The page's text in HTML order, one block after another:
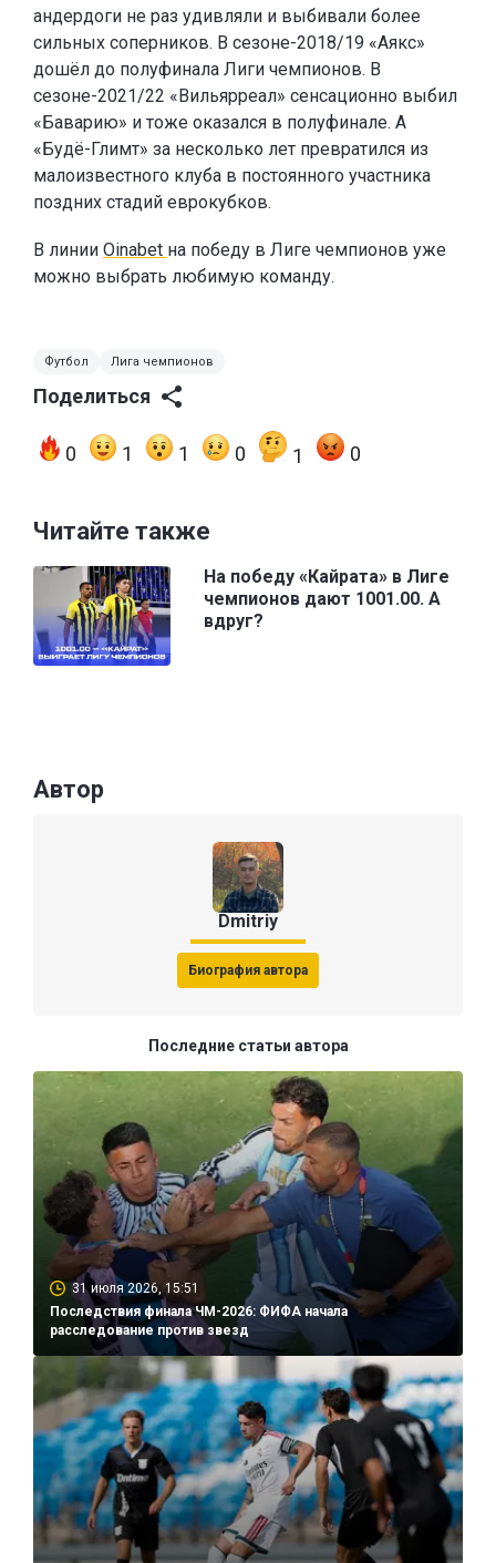
андердоги не раз удивляли и выбивали более
сильных соперников. В сезоне-2018/19 «Аякс»
дошёл до полуфинала Лиги чемпионов. В
сезоне-2021/22 «Вильярреал» сенсационно выбил
«Баварию» и тоже оказался в полуфинале. А
«Будё-Глимт» за несколько лет превратился из
малоизвестного клуба в постоянного участника
поздних стадий еврокубков.
В линии Oinabet на победу в Лиге чемпионов уже
можно выбрать любимую команду.
Футбол Лига чемпионов
Поделиться
0 1 1 0 1 0
Читайте также
На победу «Кайрата» в Лиге
чемпионов дают 1001.00. А
вдруг?
Автор
Dmitriy
Биография автора
Последние статьи автора
31 июля 2026, 15:51
Последствия финала ЧМ-2026: ФИФА начала
расследование против звезд